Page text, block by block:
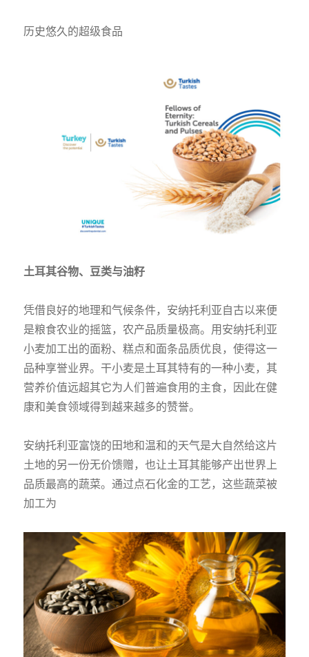
历史悠久的超级食品
土耳其谷物、豆类与油籽
凭借良好的地理和气候条件，安纳托利亚自古以来便
是粮食农业的摇篮，农产品质量极高。用安纳托利亚
小麦加工出的面粉、糕点和面条品质优良，使得这一
品种享誉业界。干小麦是土耳其特有的一种小麦，其
营养价值远超其它为人们普遍食用的主食，因此在健
康和美食领域得到越来越多的赞誉。
安纳托利亚富饶的田地和温和的天气是大自然给这片
土地的另一份无价馈赠，也让土耳其能够产出世界上
品质最高的蔬菜。通过点石化金的工艺，这些蔬菜被
加工为